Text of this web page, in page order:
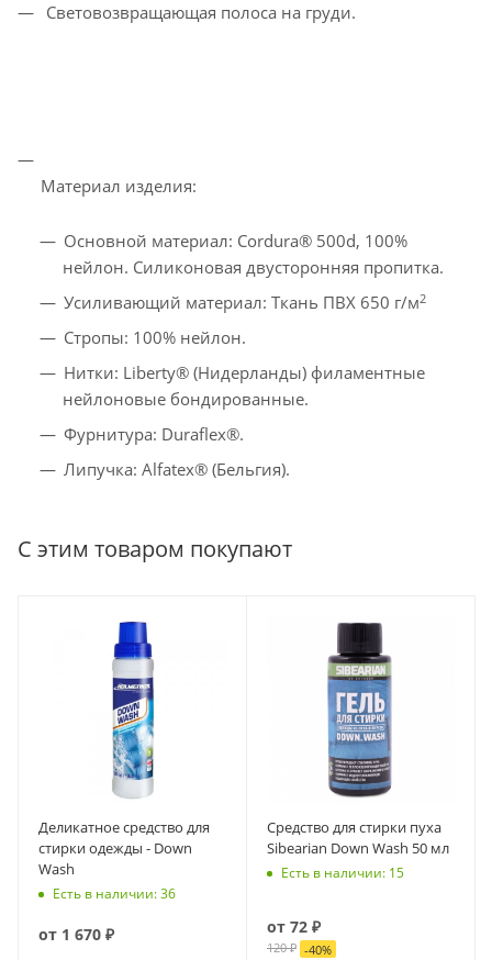
Световозвращающая полоса на груди.
Материал изделия:
Основной материал: Cordura® 500d, 100%
нейлон. Силиконовая двусторонняя пропитка.
Усиливающий материал: Ткань ПВХ 650 г/м2
Стропы: 100% нейлон.
Нитки: Liberty® (Нидерланды) филаментные
нейлоновые бондированные.
Фурнитура: Duraflex®.
Липучка: Alfatex® (Бельгия).
С этим товаром покупают
Деликатное средство для
стирки одежды - Down
Wash
Есть в наличии: 36
от 1 670 ₽
Средство для стирки пуха
Sibearian Down Wash 50 мл
Есть в наличии: 15
от 72 ₽
120 ₽ -40%